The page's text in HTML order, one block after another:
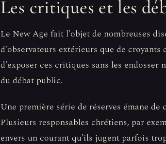
Les critiques et les
Le New Age fait l'objet de nombreuses
d'observateurs extérieurs que de
d'exposer ces critiques sans les endosser
du débat public.
Une première série de réserves émane
Plusieurs responsables chrétiens, par
envers un courant qu'ils jugent parfois